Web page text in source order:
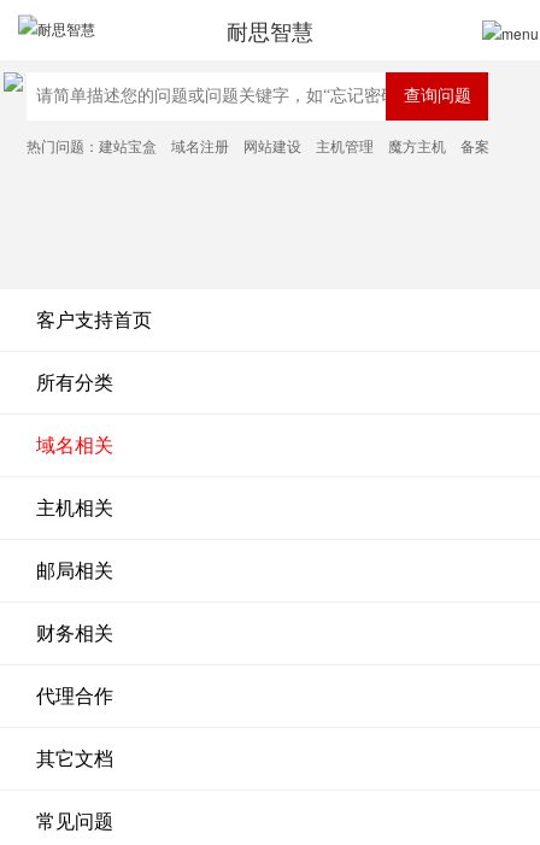
耐思智慧
热门问题：建站宝盒 域名注册 网站建设 主机管理 魔方主机 备案
客户支持首页
所有分类
域名相关
主机相关
邮局相关
财务相关
代理合作
其它文档
常见问题